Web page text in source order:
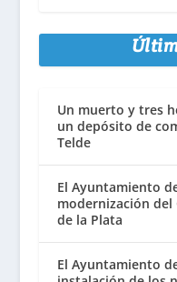
Un muerto y tres
un depósito de
Telde
El Ayuntamiento
modernización del
de la Plata
El Ayuntamiento